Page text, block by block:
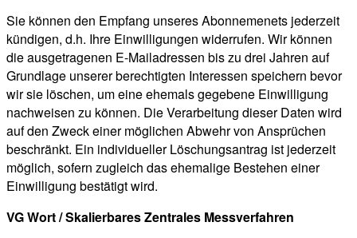
Sie können den Empfang unseres Abonnemenets jederzeit
kündigen, d.h. Ihre Einwilligungen widerrufen. Wir können
die ausgetragenen E-Mailadressen bis zu drei Jahren auf
Grundlage unserer berechtigten Interessen speichern bevor
wir sie löschen, um eine ehemals gegebene Einwilligung
nachweisen zu können. Die Verarbeitung dieser Daten wird
auf den Zweck einer möglichen Abwehr von Ansprüchen
beschränkt. Ein individueller Löschungsantrag ist jederzeit
möglich, sofern zugleich das ehemalige Bestehen einer
Einwilligung bestätigt wird.
VG Wort / Skalierbares Zentrales Messverfahren